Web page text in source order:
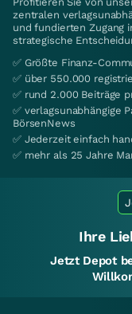
zentralen
und fundierten Zugang
strategische
✅ Größte Finanz-
✅ über 550.000
✅ rund 2.000 Beiträge
✅ verlagsunabhängige
BörsenNews
✅ Jederzeit einfach
✅ mehr als 25 Jahre
Ihre
Jetzt Depot